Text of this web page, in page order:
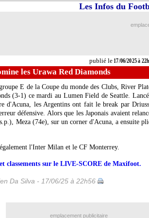
publié le17/06/2025 à
Les Infos du
les Urawa Red Diamonds
E de la Coupe du monde des Clubs, River
(3-1) ce mardi au Lumen Field de Seattle.
d'Acuna, les Argentins ont fait le break par
défensive. Alors que les Japonais avaient
Meza (74e), sur un corner d'Acuna, a ensuite
l'Inter Milan et le CF Monterrey.
classements sur le LIVE-SCORE de Maxifoot.
Da Silva - 17/06/25 à 22h56
emplacement publicitaire